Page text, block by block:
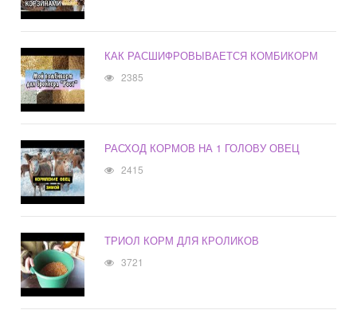
КАК РАСШИФРОВЫВАЕТСЯ КОМБИКОРМ
2385
РАСХОД КОРМОВ НА 1 ГОЛОВУ ОВЕЦ
2415
ТРИОЛ КОРМ ДЛЯ КРОЛИКОВ
3721